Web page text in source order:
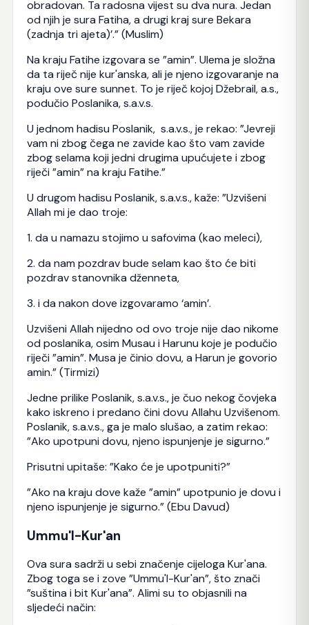
obradovan. Ta radosna vijest su dva nura. Jedan
od njih je sura Fatiha, a drugi kraj sure Bekara
(zadnja tri ajeta)’.” (Muslim)
Na kraju Fatihe izgovara se ”amin”. Ulema je složna
da ta riječ nije kur'anska, ali je njeno izgovaranje na
kraju ove sure sunnet. To je riječ kojoj Džebrail, a.s.,
podučio Poslanika, s.a.v.s.
U jednom hadisu Poslanik, s.a.v.s., je rekao: ”Jevreji
vam ni zbog čega ne zavide kao što vam zavide
zbog selama koji jedni drugima upućujete i zbog
riječi ”amin” na kraju Fatihe.”
U drugom hadisu Poslanik, s.a.v.s., kaže: ”Uzvišeni
Allah mi je dao troje:
1. da u namazu stojimo u safovima (kao meleci),
2. da nam pozdrav bude selam kao što će biti
pozdrav stanovnika dženneta,
3. i da nakon dove izgovaramo ‘amin’.
Uzvišeni Allah nijedno od ovo troje nije dao nikome
od poslanika, osim Musau i Harunu koje je podučio
riječi ”amin”. Musa je činio dovu, a Harun je govorio
amin.” (Tirmizi)
Jedne prilike Poslanik, s.a.v.s., je čuo nekog čovjeka
kako iskreno i predano čini dovu Allahu Uzvišenom.
Poslanik, s.a.v.s., ga je malo slušao, a zatim rekao:
”Ako upotpuni dovu, njeno ispunjenje je sigurno.”
Prisutni upitaše: ”Kako će je upotpuniti?”
”Ako na kraju dove kaže ”amin” upotpunio je dovu i
njeno ispunjenje je sigurno.” (Ebu Davud)
Ummu'l-Kur'an
Ova sura sadrži u sebi značenje cijeloga Kur'ana.
Zbog toga se i zove ”Ummu'l-Kur'an”, što znači
”suština i bit Kur'ana”. Alimi su to objasnili na
sljedeći način: